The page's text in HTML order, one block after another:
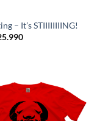
– It’s STIIIIIIIING!